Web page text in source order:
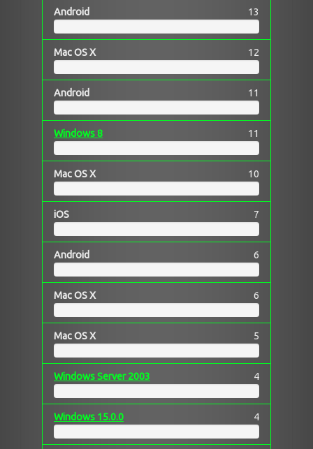
Android 13
Mac OS X 12
Android 11
Windows 8 11
Mac OS X 10
iOS 7
Android 6
Mac OS X 6
Mac OS X 5
Windows Server 2003 4
Windows 15.0.0 4